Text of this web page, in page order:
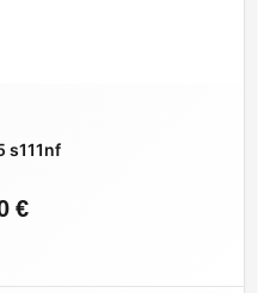
15 s111nf
€